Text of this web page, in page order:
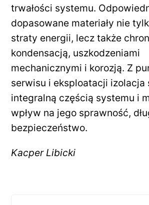
trwałości systemu.
dopasowane materiały nie
straty energii, lecz także
kondensacją, uszkodzeniami
mechanicznymi i korozją. Z
serwisu i eksploatacji izolacja
integralną częścią systemu i
wpływ na jego sprawność,
bezpieczeństwo.
Kacper Libicki